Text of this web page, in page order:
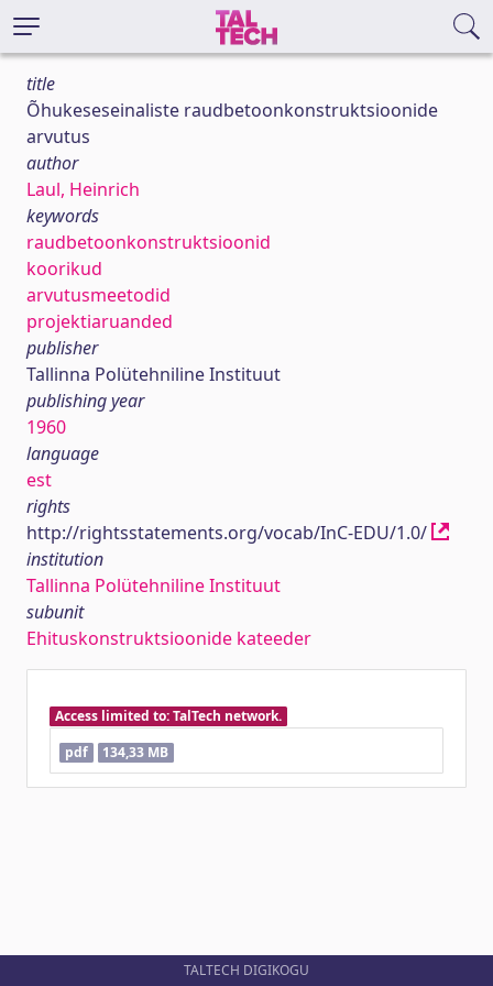
title
Õhukeseseinaliste raudbetoonkonstruktsioonide
arvutus
author
Laul, Heinrich
keywords
raudbetoonkonstruktsioonid
koorikud
arvutusmeetodid
projektiaruanded
publisher
Tallinna Polütehniline Instituut
publishing year
1960
language
est
rights
http://rightsstatements.org/vocab/InC-EDU/1.0/
institution
Tallinna Polütehniline Instituut
subunit
Ehituskonstruktsioonide kateeder
Access limited to: TalTech network.
pdf
134,33 MB
TALTECH DIGIKOGU